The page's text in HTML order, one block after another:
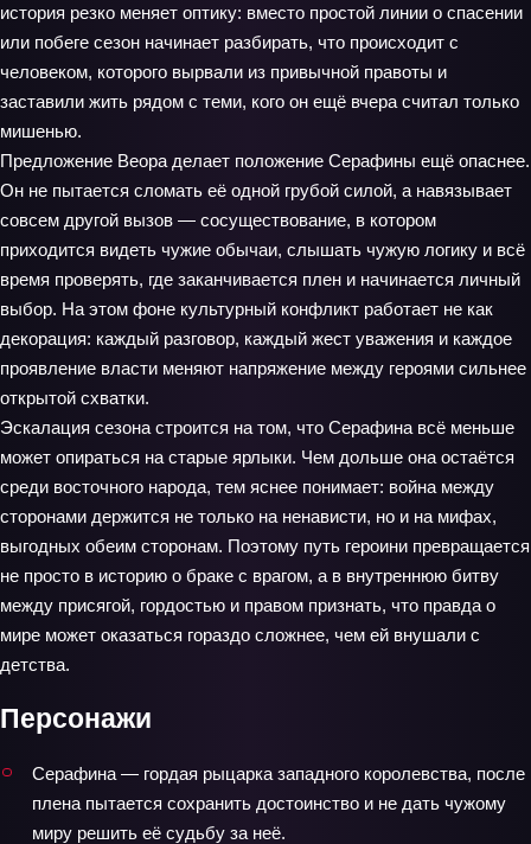
история резко меняет оптику: вместо простой линии о спасении
или побеге сезон начинает разбирать, что происходит с
человеком, которого вырвали из привычной правоты и
заставили жить рядом с теми, кого он ещё вчера считал только
мишенью.
Предложение Веора делает положение Серафины ещё опаснее.
Он не пытается сломать её одной грубой силой, а навязывает
совсем другой вызов — сосуществование, в котором
приходится видеть чужие обычаи, слышать чужую логику и всё
время проверять, где заканчивается плен и начинается личный
выбор. На этом фоне культурный конфликт работает не как
декорация: каждый разговор, каждый жест уважения и каждое
проявление власти меняют напряжение между героями сильнее
открытой схватки.
Эскалация сезона строится на том, что Серафина всё меньше
может опираться на старые ярлыки. Чем дольше она остаётся
среди восточного народа, тем яснее понимает: война между
сторонами держится не только на ненависти, но и на мифах,
выгодных обеим сторонам. Поэтому путь героини превращается
не просто в историю о браке с врагом, а в внутреннюю битву
между присягой, гордостью и правом признать, что правда о
мире может оказаться гораздо сложнее, чем ей внушали с
детства.
Персонажи
Серафина — гордая рыцарка западного королевства, после
плена пытается сохранить достоинство и не дать чужому
миру решить её судьбу за неё.